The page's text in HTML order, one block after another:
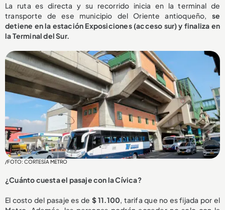
La ruta es directa y su recorrido inicia en la terminal de
transporte de ese municipio del Oriente antioqueño, se
detiene en la estación Exposiciones (acceso sur) y finaliza en
la Terminal del Sur.
/FOTO: CORTESÍA METRO
¿Cuánto cuesta el pasaje con la Cívica?
El costo del pasaje es de $ 11.100, tarifa que no es fijada por el